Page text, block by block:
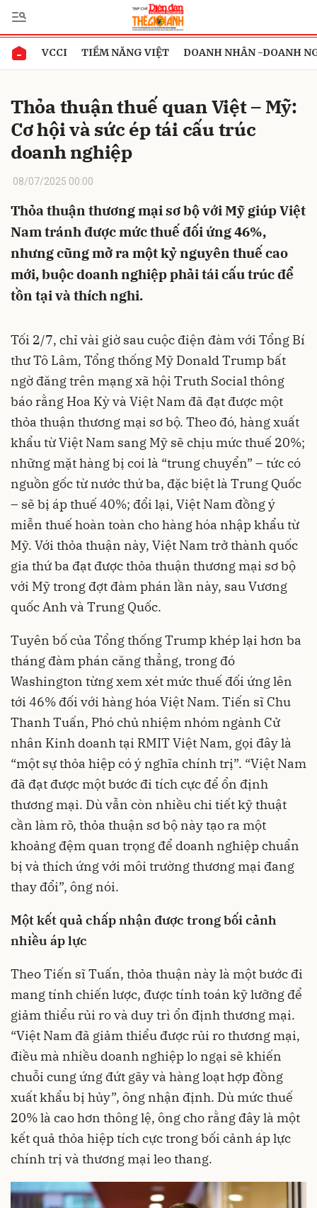
VCCI TIỀM NĂNG VIỆT DOANH NHÂN -DOANH
Thỏa thuận thuế quan Việt – Mỹ:
Cơ hội và sức ép tái cấu trúc
doanh nghiệp
08/07/2025 00:00
Thỏa thuận thương mại sơ bộ với Mỹ giúp Việt
Nam tránh được mức thuế đối ứng 46%,
nhưng cũng mở ra một kỷ nguyên thuế cao
mới, buộc doanh nghiệp phải tái cấu trúc để
tồn tại và thích nghi.
Tối 2/7, chỉ vài giờ sau cuộc điện đàm với Tổng Bí
thư Tô Lâm, Tổng thống Mỹ Donald Trump bất
ngờ đăng trên mạng xã hội Truth Social thông
báo rằng Hoa Kỳ và Việt Nam đã đạt được một
thỏa thuận thương mại sơ bộ. Theo đó, hàng xuất
khẩu từ Việt Nam sang Mỹ sẽ chịu mức thuế 20%;
những mặt hàng bị coi là “trung chuyển” – tức có
nguồn gốc từ nước thứ ba, đặc biệt là Trung Quốc
– sẽ bị áp thuế 40%; đổi lại, Việt Nam đồng ý
miễn thuế hoàn toàn cho hàng hóa nhập khẩu từ
Mỹ. Với thỏa thuận này, Việt Nam trở thành quốc
gia thứ ba đạt được thỏa thuận thương mại sơ bộ
với Mỹ trong đợt đàm phán lần này, sau Vương
quốc Anh và Trung Quốc.
Tuyên bố của Tổng thống Trump khép lại hơn ba
tháng đàm phán căng thẳng, trong đó
Washington từng xem xét mức thuế đối ứng lên
tới 46% đối với hàng hóa Việt Nam. Tiến sĩ Chu
Thanh Tuấn, Phó chủ nhiệm nhóm ngành Cử
nhân Kinh doanh tại RMIT Việt Nam, gọi đây là
“một sự thỏa hiệp có ý nghĩa chính trị”. “Việt Nam
đã đạt được một bước đi tích cực để ổn định
thương mại. Dù vẫn còn nhiều chi tiết kỹ thuật
cần làm rõ, thỏa thuận sơ bộ này tạo ra một
khoảng đệm quan trọng để doanh nghiệp chuẩn
bị và thích ứng với môi trường thương mại đang
thay đổi”, ông nói.
Một kết quả chấp nhận được trong bối cảnh
nhiều áp lực
Theo Tiến sĩ Tuấn, thỏa thuận này là một bước đi
mang tính chiến lược, được tính toán kỹ lưỡng để
giảm thiểu rủi ro và duy trì ổn định thương mại.
“Việt Nam đã giảm thiểu được rủi ro thương mại,
điều mà nhiều doanh nghiệp lo ngại sẽ khiến
chuỗi cung ứng đứt gãy và hàng loạt hợp đồng
xuất khẩu bị hủy”, ông nhận định. Dù mức thuế
20% là cao hơn thông lệ, ông cho rằng đây là một
kết quả thỏa hiệp tích cực trong bối cảnh áp lực
chính trị và thương mại leo thang.
Gửi bình luận
Hủy Gửi